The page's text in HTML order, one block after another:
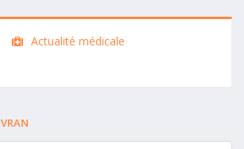
Actualité médicale